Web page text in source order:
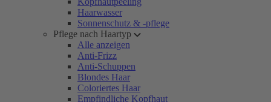
Haarwasser
Sonnenschutz & -pflege
Pflege nach Haartyp
Alle anzeigen
Anti-Frizz
Anti-Schuppen
Blondes Haar
Coloriertes Haar
Empfindliche Kopfhaut